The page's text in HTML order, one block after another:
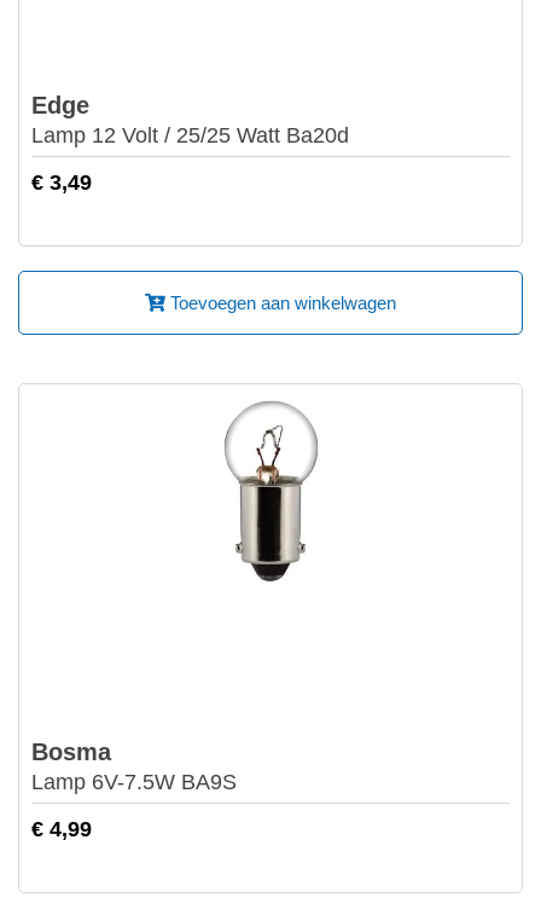
Edge
Lamp 12 Volt / 25/25 Watt Ba20d
€ 3,49
Toevoegen aan winkelwagen
Bosma
Lamp 6V-7.5W BA9S
€ 4,99